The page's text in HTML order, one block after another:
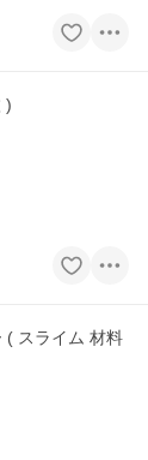
)
( スライム 材料